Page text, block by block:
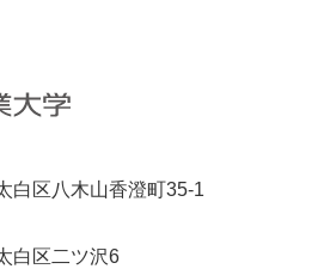
白区八木山香澄町35-1
白区二ツ沢6